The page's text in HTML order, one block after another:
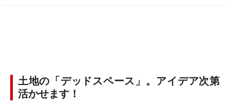
土地の「デッドスペース」。アイデア次第
活かせます！